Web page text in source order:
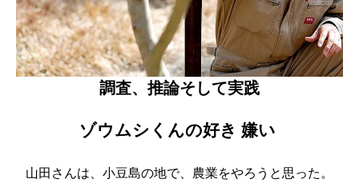
調査、推論そして実践
ゾウムシくんの好き 嫌い
山田さんは、小豆島の地で、農業をやろうと思った。